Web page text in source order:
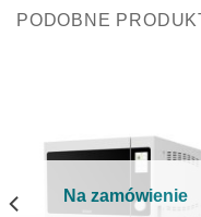
PODOBNE
Na zamówienie